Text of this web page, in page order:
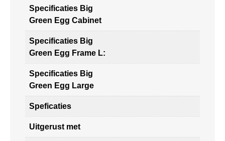
Specificaties Big
Green Egg Cabinet
Specificaties Big
Green Egg Frame L:
Specificaties Big
Green Egg Large
Speficaties
Uitgerust met